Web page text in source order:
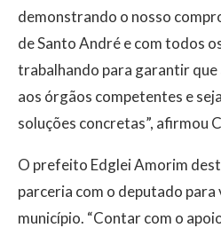
demonstrando o nosso
de Santo André e com todos
trabalhando para garantir que
aos órgãos competentes e
soluções concretas”, afirmou
O prefeito Edglei Amorim
parceria com o deputado
município. “Contar com o